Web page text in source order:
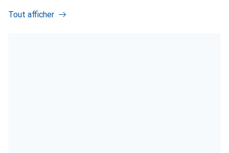
Tout afficher